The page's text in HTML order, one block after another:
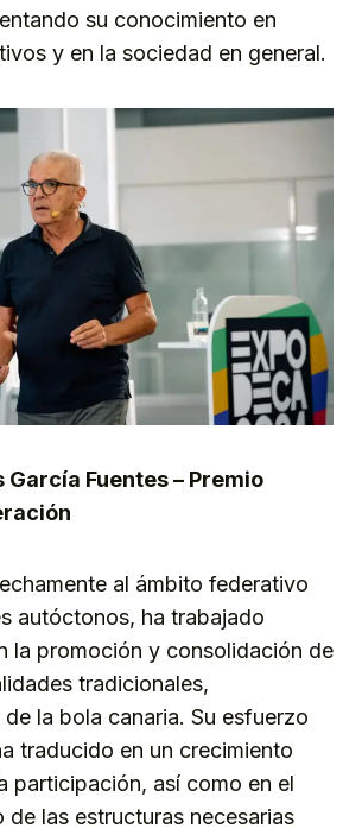
su conocimiento en
y en la sociedad en general.
García Fuentes – Premio
al ámbito federativo
autóctonos, ha trabajado
la promoción y consolidación de
tradicionales,
la bola canaria. Su esfuerzo
traducido en un crecimiento
participación, así como en el
de las estructuras necesarias